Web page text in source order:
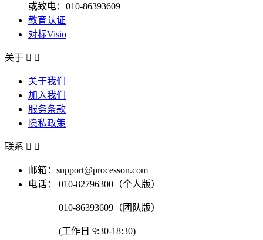
或致电：010-86393609
教育认证
对标Visio
关于  
关于我们
加入我们
服务条款
隐私政策
联系  
邮箱：support@processon.com
电话：
010-82796300（个人版）
010-86393609（团队版）
(工作日 9:30-18:30)